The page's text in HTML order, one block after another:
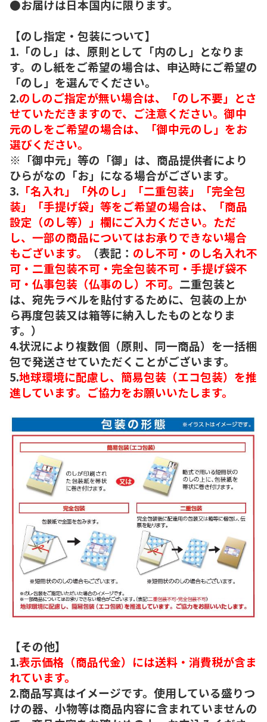
●お届けは日本国内に限ります。
【のし指定・包装について】
1.「のし」は、原則として「内のし」となりま
す。のし紙をご希望の場合は、申込時にご希望の
「のし」を選んでください。
2.のしのご指定が無い場合は、「のし不要」とさ
せていただきますので、ご注意ください。御中
元のしをご希望の場合は、「御中元のし」をお
選びください。
※「御中元」等の「御」は、商品提供者により
ひらがなの「お」になる場合がございます。
3. 「名入れ」「外のし」「二重包装」「完全包
装」「手提げ袋」等をご希望の場合は、「商品
設定（のし等）」欄にご入力ください。ただ
し、一部の商品についてはお承りできない場合
もございます。
（表記： のし不可・のし名入れ不
可・二重包装不可・完全包装不可・手提げ袋不
可・仏事包装（仏事のし）不可。 二重包装と
は、宛先ラベルを貼付するために、包装の上か
ら再度包装又は箱等に納入したものとなりま
す。）
4.状況により複数個（原則、同一商品）を一括梱
包で発送させていただくことがございます。
5.地球環境に配慮し、簡易包装（エコ包装）を推
進しています。ご協力をお願いいたします。
【その他】
1.表示価格（商品代金）には送料・消費税が含ま
れています。
2.商品写真はイメージです。使用している盛りつ
けの器、小物等は商品内容に含まれていませんの